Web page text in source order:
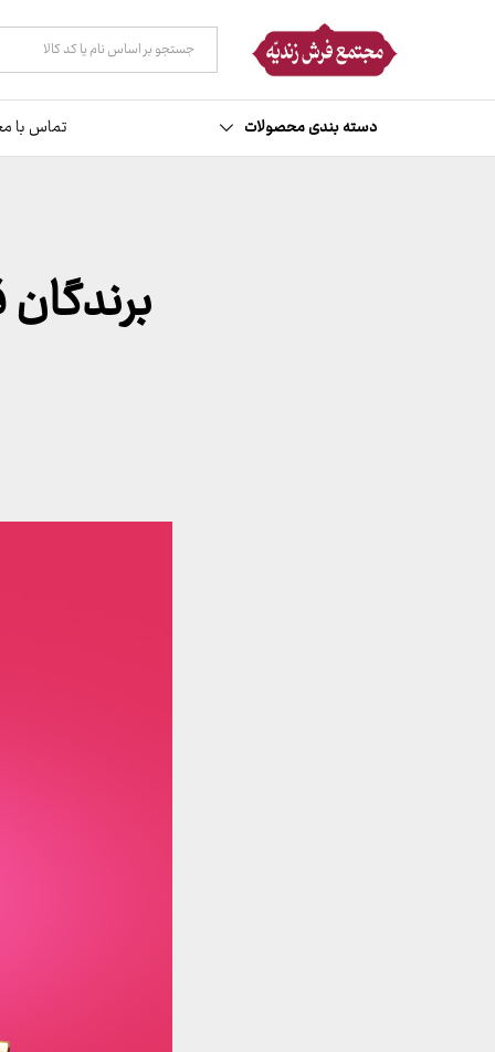
همه دسته ها
دسته بندی محصولات تماس با
برندگان